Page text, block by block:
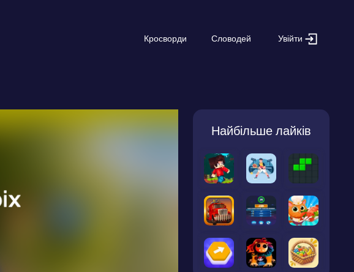
Кросворди Словодей Увійти
Найбільше лайків